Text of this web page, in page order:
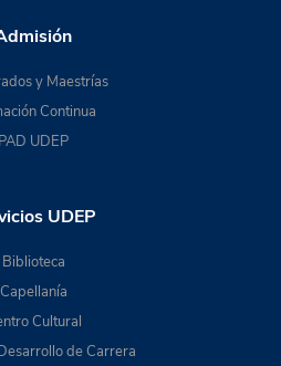
y Maestrías
Continua
PAD UDEP
UDEP
Biblioteca
Capellanía
Cultural
de Carrera